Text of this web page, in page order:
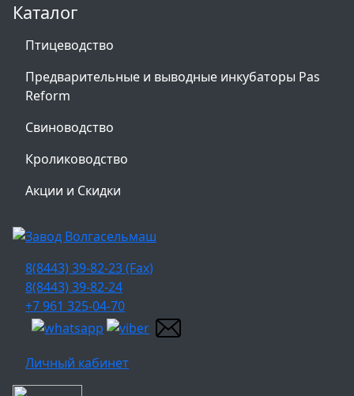
Каталог
Птицеводство
Предварительные и выводные инкубаторы Pas
Reform
Свиноводство
Кролиководство
Акции и Скидки
8(8443) 39-82-23 (Fax)
8(8443) 39-82-24
+7 961 325-04-70
Личный кабинет